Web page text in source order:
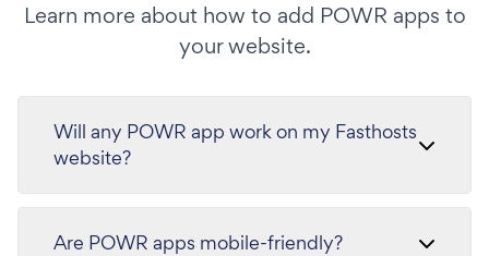
Learn more about how to add POWR apps to
your website.
Will any POWR app work on my Fasthosts
website?
Are POWR apps mobile-friendly?